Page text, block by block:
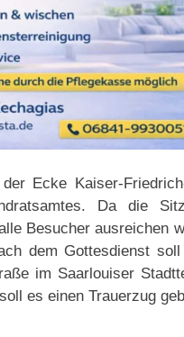
Ecke Kaiser-
Da die
Besucher ausreichen
dem Gottesdienst
im Saarlouiser
es einen Trauerzug